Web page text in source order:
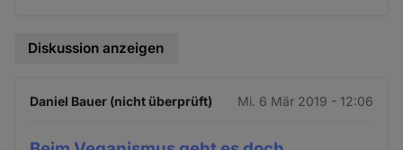
Diskussion anzeigen
Daniel Bauer (nicht überprüft) Mi. 6 Mär 2019 - 12:06